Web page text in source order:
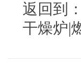
返回到
干燥炉|